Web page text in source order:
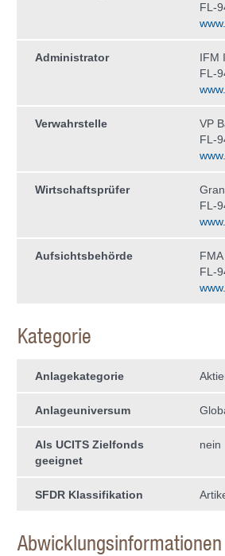
FL-
Administrator
IFM
FL-
Verwahrstelle
VP
FL-
Wirtschaftsprüfer
FL-
Aufsichtsbehörde
FL-
Kategorie
Anlagekategorie
Anlageuniversum
Als UCITS Zielfonds
geeignet
nein
SFDR Klassifikation
Abwicklungsinformationen